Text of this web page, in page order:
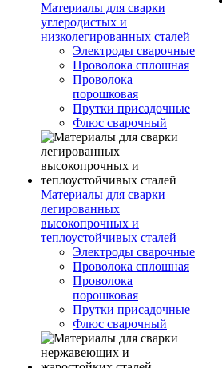
Материалы для сварки
углеродистых и
низколегированных сталей
Электроды сварочные
Проволока сплошная
Проволока
порошковая
Прутки присадочные
Флюс сварочный
Материалы для сварки
легированных
высокопрочных и
теплоустойчивых сталей
Электроды сварочные
Проволока сплошная
Проволока
порошковая
Прутки присадочные
Флюс сварочный